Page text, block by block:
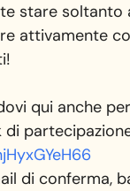
stare soltanto
attivamente
qui anche
di
di conferma,